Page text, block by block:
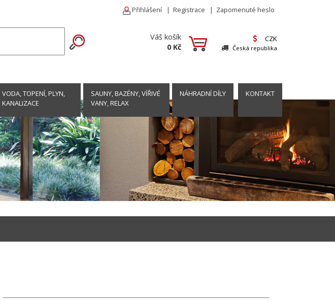
Přihlášení | Registrace | Zapomenuté heslo
Váš košík
0 Kč
CZK
Česká republika
VODA, TOPENÍ, PLYN,
KANALIZACE
SAUNY, BAZÉNY, VÍŘIVÉ
VANY, RELAX
NÁHRADNÍ DÍLY KONTAKT